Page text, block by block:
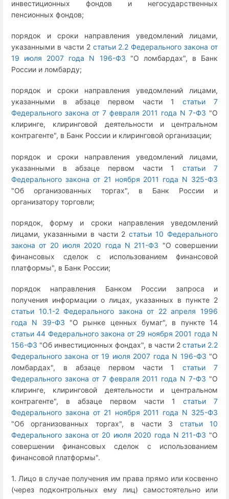
инвестиционных фондов и негосударственных
пенсионных фондов;
порядок и сроки направления уведомлений лицами,
указанными в части 2 статьи 2.2 Федерального закона от
19 июля 2007 года N 196-ФЗ "О ломбардах", в Банк
России и ломбарду;
порядок и сроки направления уведомлений лицами,
указанными в абзаце первом части 1 статьи 7
Федерального закона от 7 февраля 2011 года N 7-ФЗ "О
клиринге, клиринговой деятельности и центральном
контрагенте", в Банк России и клиринговой организации;
порядок и сроки направления уведомлений лицами,
указанными в абзаце первом части 1 статьи 7
Федерального закона от 21 ноября 2011 года N 325-ФЗ
"Об организованных торгах", в Банк России и
организатору торговли;
порядок, форму и сроки направления уведомлений
лицами, указанными в части 2статьи 10 Федерального
закона от 20 июля 2020 года N 211-ФЗ "О совершении
финансовых сделок с использованием финансовой
платформы", в Банк России;
порядок направления Банком России запроса и
получения информации о лицах, указанных в пункте 2
статьи 10.1-2 Федерального закона от 22 апреля 1996
года N 39-ФЗ "О рынке ценных бумаг", в пункте 14
статьи 44 Федерального закона от 29 ноября 2001 года N
156-ФЗ "Об инвестиционных фондах", в части 2 статьи 2.2
Федерального закона от 19 июля 2007 года N 196-ФЗ "О
ломбардах", в абзаце первом части 1статьи 7
Федерального закона от 7 февраля 2011 года N 7-ФЗ "О
клиринге, клиринговой деятельности и центральном
контрагенте", в абзаце первом части 1 статьи 7
Федерального закона от 21 ноября 2011 года N 325-ФЗ
"Об организованных торгах", в части 3 статьи 10
Федерального закона от 20 июля 2020 года N 211-ФЗ "О
совершении финансовых сделок с использованием
финансовой платформы".
1. Лицо в случае получения им права прямо или косвенно
(через подконтрольных ему лиц) самостоятельно или